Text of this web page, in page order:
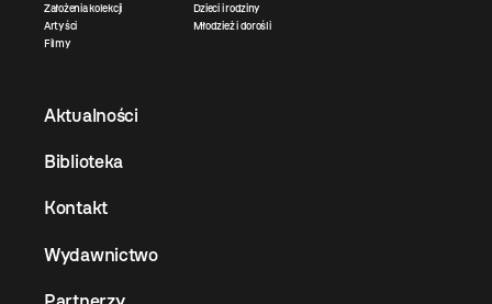
Założenia kolekcji
Artyści
Filmy
Dzieci i rodziny
Młodzież i dorośli
Aktualności
Biblioteka
Kontakt
Wydawnictwo